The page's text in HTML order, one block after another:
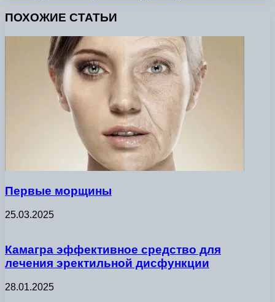
ПОХОЖИЕ СТАТЬИ
Первые морщины
25.03.2025
Камагра эффективное средство для
лечения эректильной дисфункции
28.01.2025